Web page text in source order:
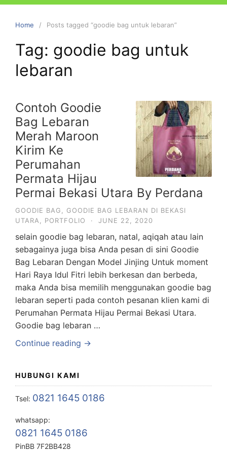
Home Posts tagged “goodie bag untuk lebaran”
Tag: goodie bag untuk
lebaran
Contoh Goodie
Bag Lebaran
Merah Maroon
Kirim Ke
Perumahan
Permata Hijau
Permai Bekasi Utara By Perdana
GOODIE BAG
GOODIE BAG LEBARAN DI BEKASI
UTARA
PORTFOLIO · JUNE 22, 2020
selain goodie bag lebaran, natal, aqiqah atau lain
sebagainya juga bisa Anda pesan di sini Goodie
Bag Lebaran Dengan Model Jinjing Untuk moment
Hari Raya Idul Fitri lebih berkesan dan berbeda,
maka Anda bisa memilih menggunakan goodie bag
lebaran seperti pada contoh pesanan klien kami di
Perumahan Permata Hijau Permai Bekasi Utara.
Goodie bag lebaran …
Continue reading →
HUBUNGI KAMI
Tsel: 0821 1645 0186
whatsapp:
0821 1645 0186
PinBB 7F2BB428